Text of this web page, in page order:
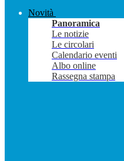
Novità
Panoramica
Le notizie
Le circolari
Calendario eventi
Albo online
Rassegna stampa